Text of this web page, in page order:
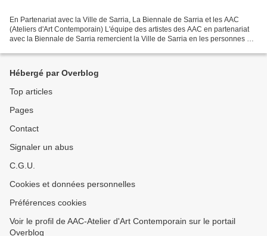
En Partenariat avec la Ville de Sarria, La Biennale de Sarria et les AAC
(Ateliers d'Art Contemporain) L'équipe des artistes des AAC en partenariat
avec la Biennale de Sarria remercient la Ville de Sarria en les personnes de
Hébergé par Overblog
Top articles
Pages
Contact
Signaler un abus
C.G.U.
Cookies et données personnelles
Préférences cookies
Voir le profil de AAC-Atelier d'Art Contemporain sur le portail
Overblog